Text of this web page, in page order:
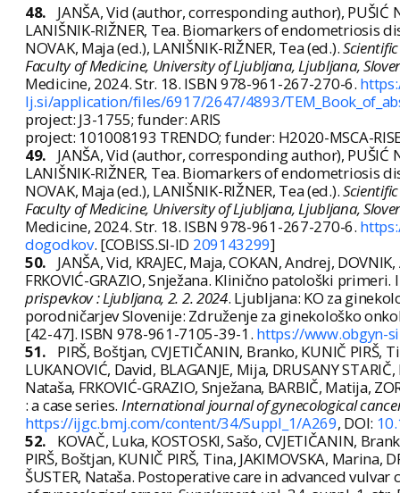
48.
JANŠA, Vid (author, corresponding author), PUŠIĆ
LANIŠNIK-RIŽNER, Tea. Biomarkers of endometriosis
NOVAK, Maja (ed.), LANIŠNIK-RIŽNER, Tea (ed.).
Faculty of Medicine, University of Ljubljana, Ljubljana,
Medicine, 2024. Str. 18. ISBN 978-961-267-270-6.
lj.si/application/files/6917/2647/4893/
project: J3-1755; funder: ARIS
project: 101008193 TRENDO; funder: H2020-MSCA-
49.
JANŠA, Vid (author, corresponding author), PUŠIĆ
LANIŠNIK-RIŽNER, Tea. Biomarkers of endometriosis
NOVAK, Maja (ed.), LANIŠNIK-RIŽNER, Tea (ed.).
Faculty of Medicine, University of Ljubljana, Ljubljana,
Medicine, 2024. Str. 18. ISBN 978-961-267-270-6.
dogodkov. [COBISS.SI-ID 209143299]
50.
JANŠA, Vid, KRAJEC, Maja, COKAN, Andrej,
FRKOVIĆ-GRAZIO, Snježana. Klinično patološki primeri.
prispevkov : Ljubljana, 2. 2. 2024. Ljubljana: KO za
porodničarjev Slovenije: Združenje za ginekološko
[42-47]. ISBN 978-961-7105-39-1. https://www.obgyn-
51.
PIRŠ, Boštjan, CVJETIČANIN, Branko, KUNIČ PIRŠ,
LUKANOVIĆ, David, BLAGANJE, Mija, DRUSANY
Nataša, FRKOVIĆ-GRAZIO, Snježana, BARBIČ, Matija,
: a case series. International journal of gynecological
https://ijgc.bmj.com/content/34/Suppl_1/A269, DOI:
52.
KOVAČ, Luka, KOSTOSKI, Sašo, CVJETIČANIN,
PIRŠ, Boštjan, KUNIČ PIRŠ, Tina, JAKIMOVSKA, Marina,
ŠUSTER, Nataša. Postoperative care in advanced